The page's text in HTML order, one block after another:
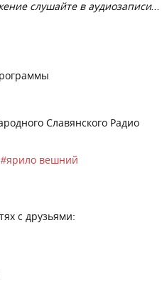
слушайте в аудиозаписи...
Славянского Радио
ярило вешний
с друзьями: